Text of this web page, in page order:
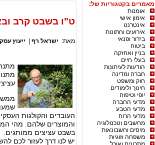
מאמרים בקטגוריות של:
אומנות
אימון אישי
אינטרנט
אירועים וחתונות
בידור ופנאי
ביטוח
בניין ואחזקה
בעלי חיים
הודעות לעיתונות
חברה ומדינה
חוק ומשפט
חינוך ולימודים
יופי וטיפוח
מדעי החברה
מדעי הטבע
מדעי הרוח
מחשבים וטכנולוגיה
מיסים וחשבונאות
משפחה וזוגיות
ט"ו בשבט קרב
מאת: ישראל רף ייעוץ
ממש
העובדים והקולגות
והמוצרים שלהם. מהי
בשבט עציצים ממותגים.
יש לנו דרך לעזור לכם